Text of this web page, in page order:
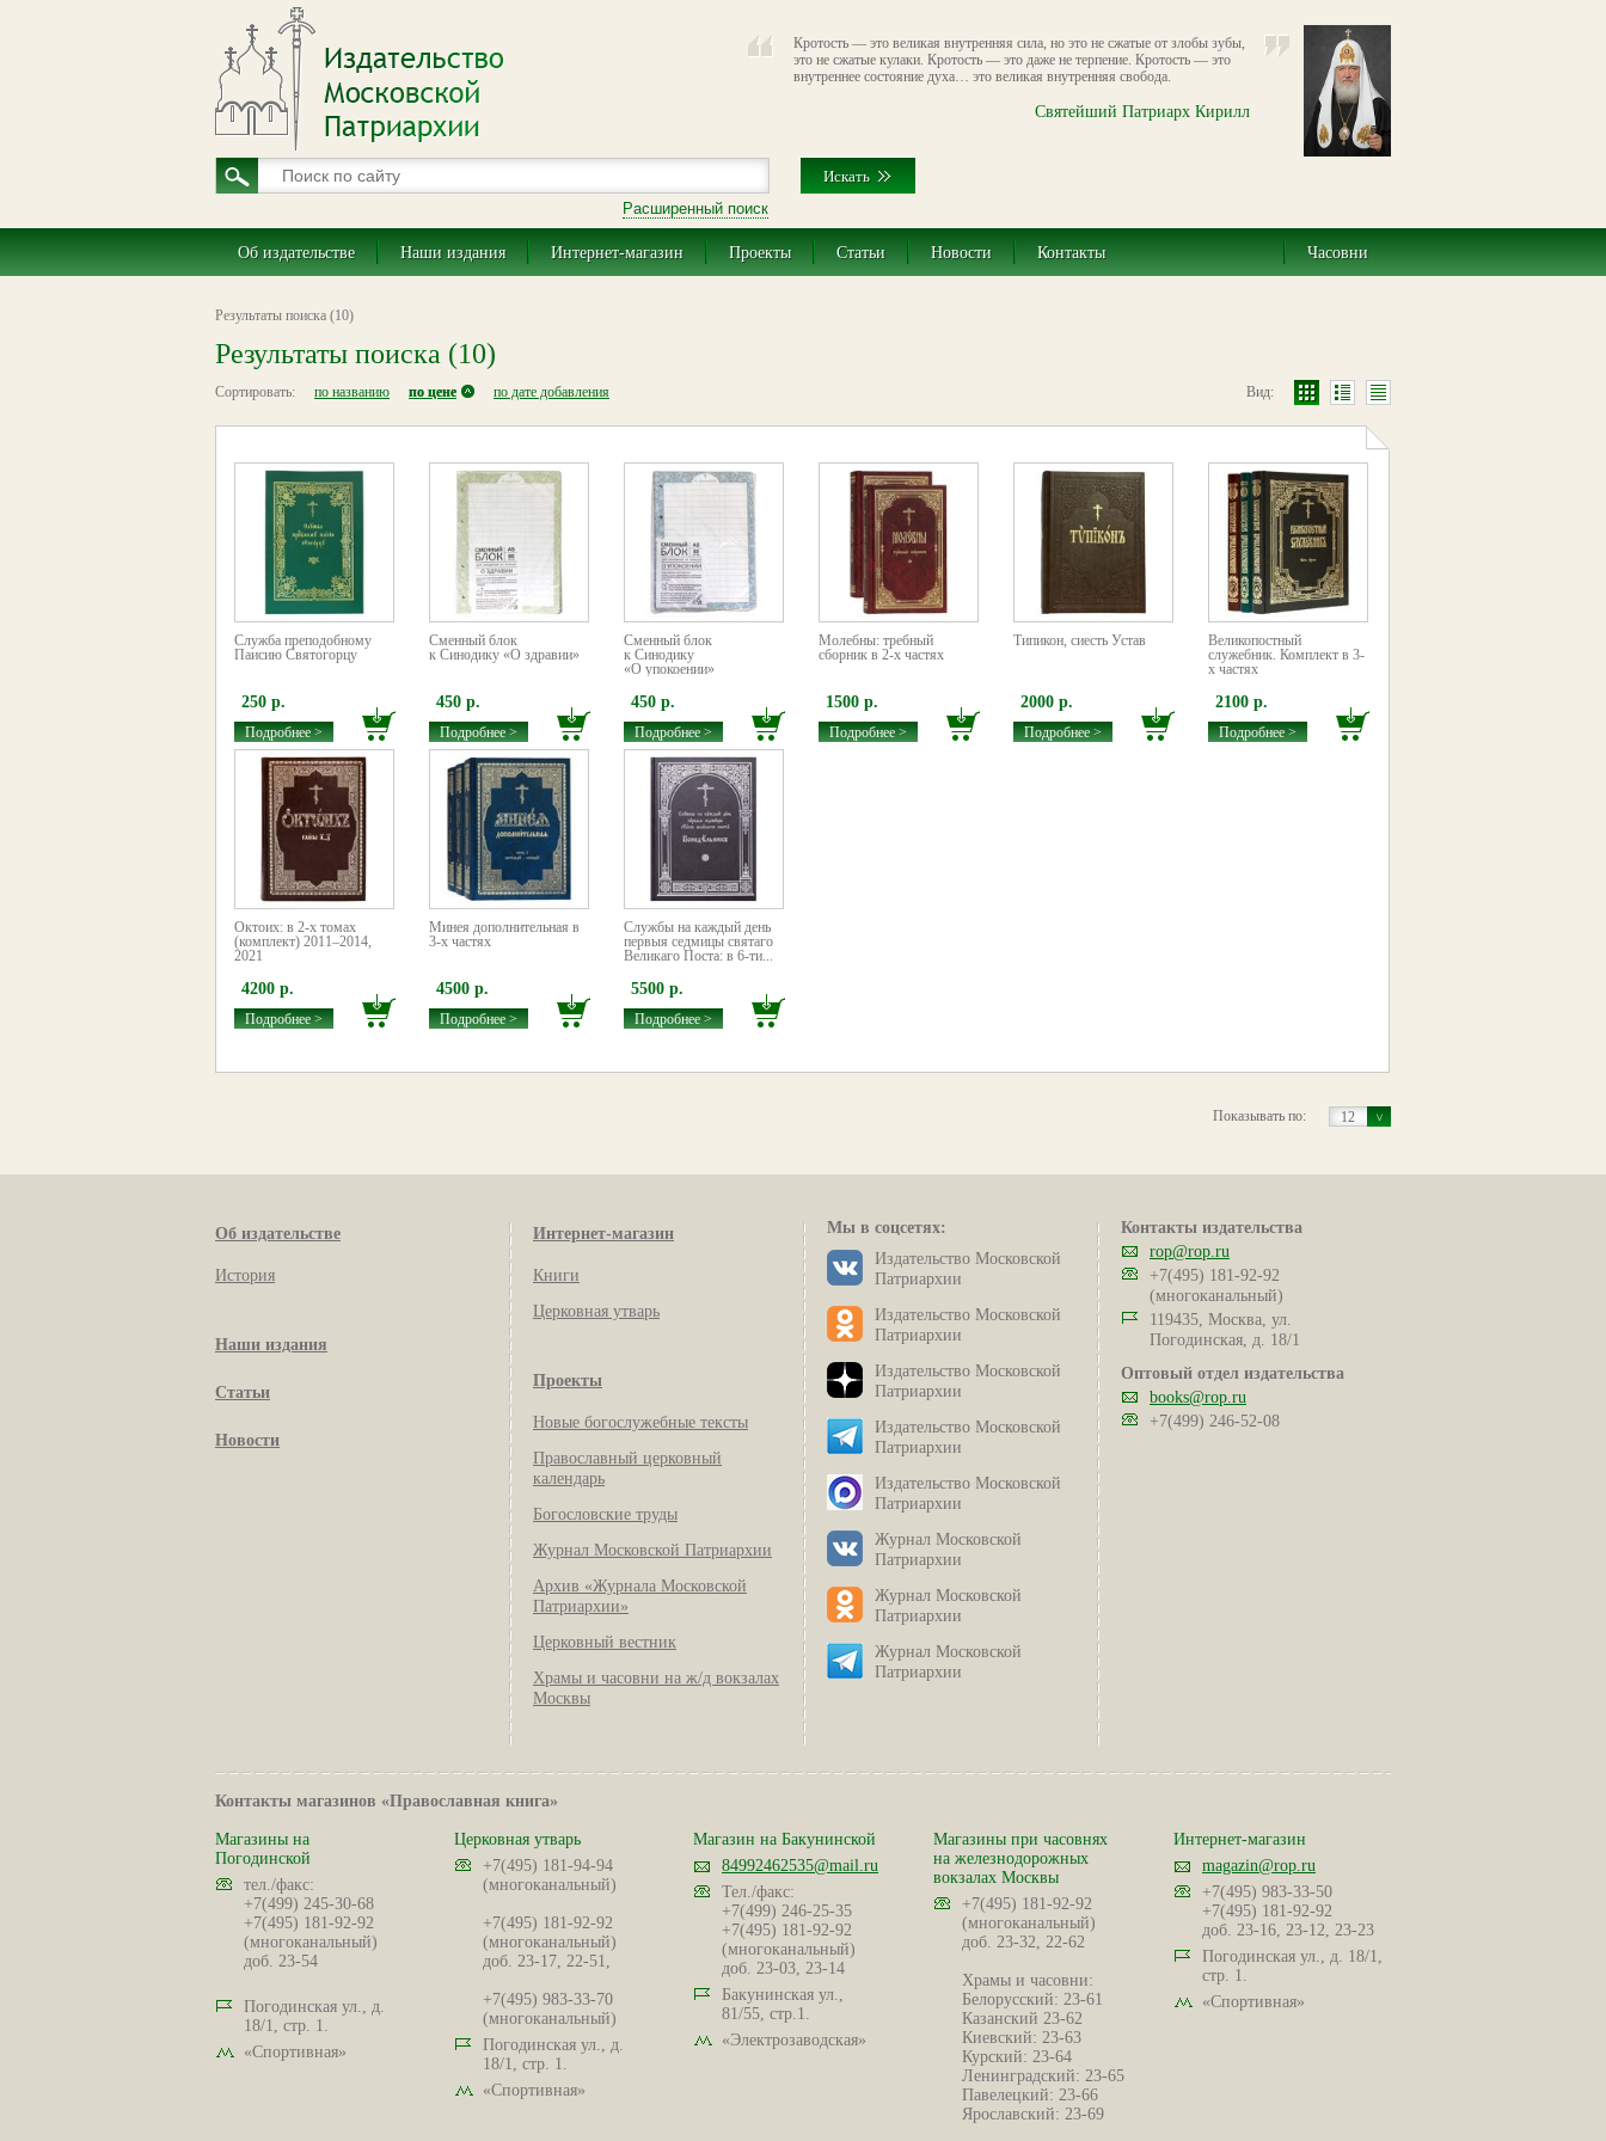
Кротость — это великая внутренняя сила, но это не сжатые от злобы зубы,
это не сжатые кулаки. Кротость — это даже не терпение. Кротость — это
внутреннее состояние духа… это великая внутренняя свобода.
Святейший Патриарх Кирилл
Расширенный поиск
Об издательстве Наши издания Интернет-магазин Проекты Статьи Новости Контакты Часовни
Результаты поиска (10)
Результаты поиска (10)
Сортировать: Вид:
по названию по цене по дате добавления
Служба преподобному
Паисию Святогорцу
250 р.
Подробнее >
Сменный блок
к Cинодику «О здравии»
450 р.
Подробнее >
Сменный блок
к Cинодику
«О упокоении»
450 р.
Подробнее >
Молебны: требный
сборник в 2-х частях
1500 р.
Подробнее >
Типикон, сиесть Устав
2000 р.
Подробнее >
Великопостный
служебник. Комплект в 3-
х частях
2100 р.
Подробнее >
Октоих: в 2-х томах
(комплект) 2011–2014,
2021
4200 р.
Подробнее >
Минея дополнительная в
3-х частях
4500 р.
Подробнее >
Службы на каждый день
первыя седмицы святаго
Великаго Поста: в 6-ти...
5500 р.
Подробнее >
12
Показывать по:
Об издательстве
История
Наши издания
Статьи
Новости
Интернет-магазин
Книги
Церковная утварь
Проекты
Новые богослужебные тексты
Православный церковный
календарь
Богословские труды
Журнал Московской Патриархии
Архив «Журнала Московской
Патриархии»
Церковный вестник
Храмы и часовни на ж/д вокзалах
Москвы
Мы в соцсетях:
Издательство Московской
Патриархии
Издательство Московской
Патриархии
Издательство Московской
Патриархии
Издательство Московской
Патриархии
Издательство Московской
Патриархии
Журнал Московской
Патриархии
Журнал Московской
Патриархии
Журнал Московской
Патриархии
Контакты издательства
rop@rop.ru
+7(495) 181-92-92
(многоканальный)
119435, Москва, ул.
Погодинская, д. 18/1
Оптовый отдел издательства
books@rop.ru
+7(499) 246-52-08
Контакты магазинов «Православная книга»
Магазины на
Погодинской
тел./факс:
+7(499) 245-30-68
+7(495) 181-92-92
(многоканальный)
доб. 23-54
Погодинская ул., д.
18/1, стр. 1.
«Спортивная»
Церковная утварь
+7(495) 181-94-94
(многоканальный)
+7(495) 181-92-92
(многоканальный)
доб. 23-17, 22-51,
+7(495) 983-33-70
(многоканальный)
Погодинская ул., д.
18/1, стр. 1.
«Спортивная»
Магазин на Бакунинской
84992462535@mail.ru
Тел./факс:
+7(499) 246-25-35
+7(495) 181-92-92
(многоканальный)
доб. 23-03, 23-14
Бакунинская ул.,
81/55, стр.1.
«Электрозаводская»
Магазины при часовнях
на железнодорожных
вокзалах Москвы
+7(495) 181-92-92
(многоканальный)
доб. 23-32, 22-62
Храмы и часовни:
Белорусский: 23-61
Казанский 23-62
Киевский: 23-63
Курский: 23-64
Ленинградский: 23-65
Павелецкий: 23-66
Ярославский: 23-69
Интернет-магазин
magazin@rop.ru
+7(495) 983-33-50
+7(495) 181-92-92
доб. 23-16, 23-12, 23-23
Погодинская ул., д. 18/1,
стр. 1.
«Спортивная»